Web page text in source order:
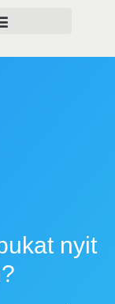
nyit